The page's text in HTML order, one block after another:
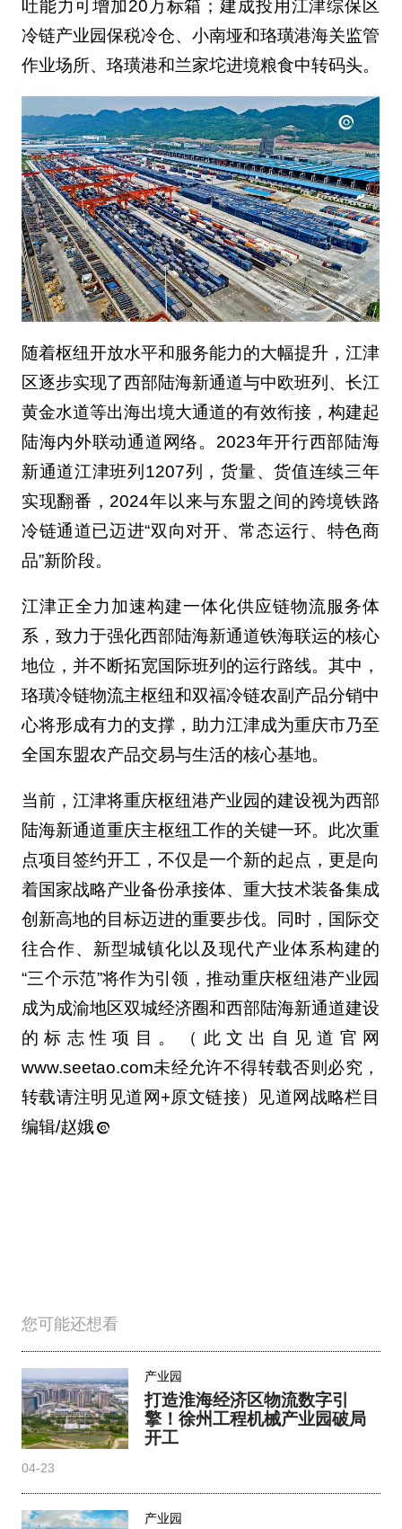
吐能力可增加20万标箱；建成投用江津综保区
冷链产业园保税冷仓、小南垭和珞璜港海关监管
作业场所、珞璜港和兰家坨进境粮食中转码头。
随着枢纽开放水平和服务能力的大幅提升，江津
区逐步实现了西部陆海新通道与中欧班列、长江
黄金水道等出海出境大通道的有效衔接，构建起
陆海内外联动通道网络。2023年开行西部陆海
新通道江津班列1207列，货量、货值连续三年
实现翻番，2024年以来与东盟之间的跨境铁路
冷链通道已迈进“双向对开、常态运行、特色商
品”新阶段。
江津正全力加速构建一体化供应链物流服务体
系，致力于强化西部陆海新通道铁海联运的核心
地位，并不断拓宽国际班列的运行路线。其中，
珞璜冷链物流主枢纽和双福冷链农副产品分销中
心将形成有力的支撑，助力江津成为重庆市乃至
全国东盟农产品交易与生活的核心基地。
当前，江津将重庆枢纽港产业园的建设视为西部
陆海新通道重庆主枢纽工作的关键一环。此次重
点项目签约开工，不仅是一个新的起点，更是向
着国家战略产业备份承接体、重大技术装备集成
创新高地的目标迈进的重要步伐。同时，国际交
往合作、新型城镇化以及现代产业体系构建的
“三个示范”将作为引领，推动重庆枢纽港产业园
成为成渝地区双城经济圈和西部陆海新通道建设
的标志性项目。（此文出自见道官网
www.seetao.com未经允许不得转载否则必究，
转载请注明见道网+原文链接）见道网战略栏目
编辑/赵娥
您可能还想看
产业园
打造淮海经济区物流数字引
擎！徐州工程机械产业园破局
开工
04-23
产业园